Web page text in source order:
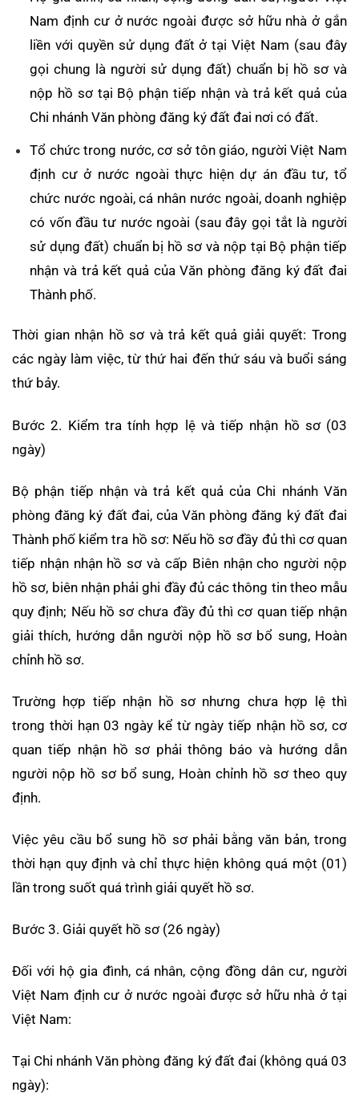
Nam định cư ở nước ngoài được sở hữu nhà ở gắn
liền với quyền sử dụng đất ở tại Việt Nam (sau đây
gọi chung là người sử dụng đất) chuẩn bị hồ sơ và
nộp hồ sơ tại Bộ phận tiếp nhận và trả kết quả của
Chi nhánh Văn phòng đăng ký đất đai nơi có đất.
Tổ chức trong nước, cơ sở tôn giáo, người Việt Nam
định cư ở nước ngoài thực hiện dự án đầu tư, tổ
chức nước ngoài, cá nhân nước ngoài, doanh nghiệp
có vốn đầu tư nước ngoài (sau đây gọi tắt là người
sử dụng đất) chuẩn bị hồ sơ và nộp tại Bộ phận tiếp
nhận và trả kết quả của Văn phòng đăng ký đất đai
Thành phố.
Thời gian nhận hồ sơ và trả kết quả giải quyết: Trong
các ngày làm việc, từ thứ hai đến thứ sáu và buổi sáng
thứ bảy.
Bước 2. Kiểm tra tính hợp lệ và tiếp nhận hồ sơ (03
ngày)
Bộ phận tiếp nhận và trả kết quả của Chi nhánh Văn
phòng đăng ký đất đai, của Văn phòng đăng ký đất đai
Thành phố kiểm tra hồ sơ: Nếu hồ sơ đầy đủ thì cơ quan
tiếp nhận nhận hồ sơ và cấp Biên nhận cho người nộp
hồ sơ, biên nhận phải ghi đầy đủ các thông tin theo mẫu
quy định; Nếu hồ sơ chưa đầy đủ thì cơ quan tiếp nhận
giải thích, hướng dẫn người nộp hồ sơ bổ sung, Hoàn
chỉnh hồ sơ.
Trường hợp tiếp nhận hồ sơ nhưng chưa hợp lệ thì
trong thời hạn 03 ngày kể từ ngày tiếp nhận hồ sơ, cơ
quan tiếp nhận hồ sơ phải thông báo và hướng dẫn
người nộp hồ sơ bổ sung, Hoàn chỉnh hồ sơ theo quy
định.
Việc yêu cầu bổ sung hồ sơ phải bằng văn bản, trong
thời hạn quy định và chỉ thực hiện không quá một (01)
lần trong suốt quá trình giải quyết hồ sơ.
Bước 3. Giải quyết hồ sơ (26 ngày)
Đối với hộ gia đình, cá nhân, cộng đồng dân cư, người
Việt Nam định cư ở nước ngoài được sở hữu nhà ở tại
Việt Nam:
Tại Chi nhánh Văn phòng đăng ký đất đai (không quá 03
ngày):